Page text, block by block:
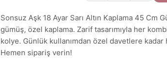
Sonsuz Aşk 18 Ayar Sarı Altın Kaplama 45 Cm
gümüş, özel kaplama. Zarif tasarımıyla her
kolye. Günlük kullanımdan özel davetlere kadar
Hemen sipariş verin!